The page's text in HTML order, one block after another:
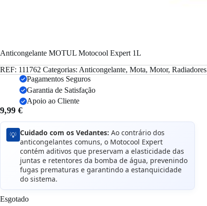
Anticongelante MOTUL Motocool Expert 1L
REF: 111762 Categorias: Anticongelante, Mota, Motor, Radiadores
Pagamentos Seguros
Garantia de Satisfação
Apoio ao Cliente
9,99 €
💡 Cuidado com os Vedantes: Ao contrário dos
anticongelantes comuns, o Motocool Expert
contém aditivos que preservam a elasticidade das
juntas e retentores da bomba de água, prevenindo
fugas prematuras e garantindo a estanquicidade
do sistema.
Esgotado